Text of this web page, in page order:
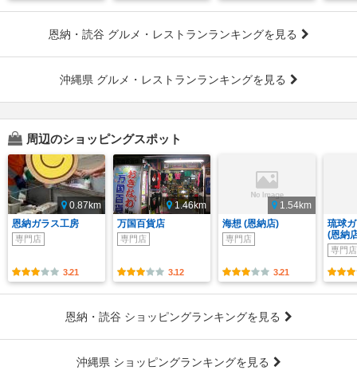
恩納・読谷 グルメ・レストランランキングを見る
沖縄県 グルメ・レストランランキングを見る
周辺のショッピングスポット
0.87km
恩納ガラス工房
専門店
3.21
1.46km
万国百貨店
専門店
3.12
1.54km
海想 (恩納店)
専門店
3.21
琉球
(恩納
専門店
恩納・読谷 ショッピングランキングを見る
沖縄県 ショッピングランキングを見る